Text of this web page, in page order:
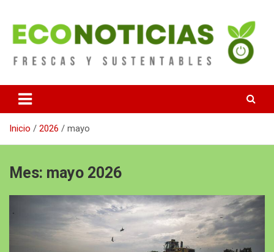
contenido
Econoticias
Inicio 2026 mayo
Mes: mayo 2026